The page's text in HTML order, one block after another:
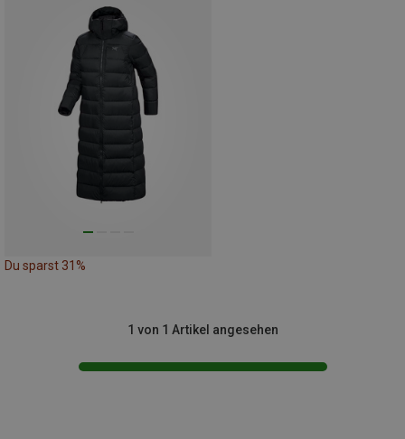
Du sparst 31%
1 von 1 Artikel angesehen